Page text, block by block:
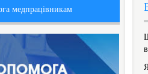
медпрацівникам